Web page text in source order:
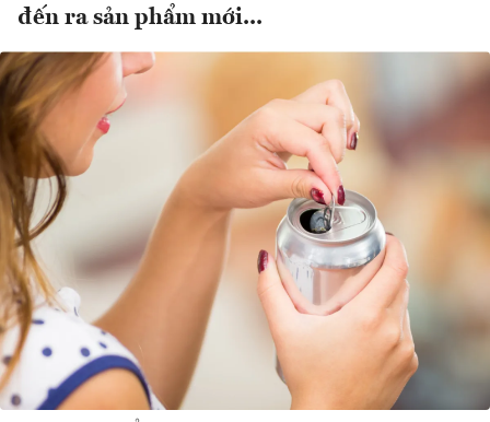
đến ra sản phẩm mới...